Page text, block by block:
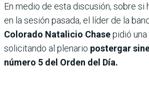
En medio de esta discusión, sobre si
en la sesión pasada, el líder de la
Colorado Natalicio Chasepidió
solicitando al plenario postergar
número 5 del Orden del Día.